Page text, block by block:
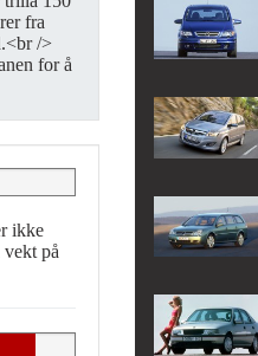
fra
/>
for å
ikke
på